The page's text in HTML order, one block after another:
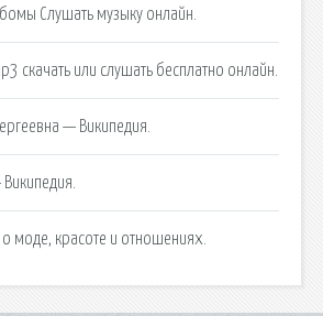
Слушать музыку онлайн.
скачать или слушать бесплатно онлайн.
— Википедия.
моде, красоте и отношениях.